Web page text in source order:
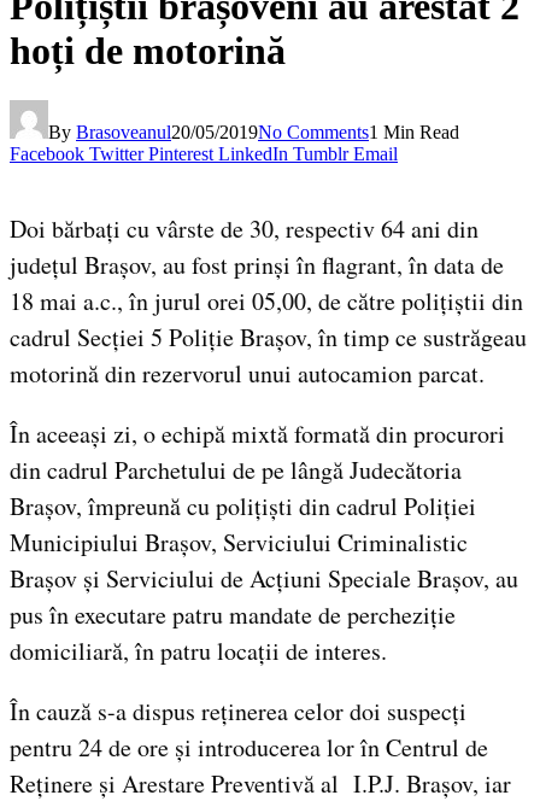
hoți de motorină
By Brasoveanul20/05/2019No Comments1 Min Read
Facebook Twitter Pinterest LinkedIn Tumblr Email
Doi bărbați cu vârste de 30, respectiv 64 ani din
județul Brașov, au fost prinși în flagrant, în data de
18 mai a.c., în jurul orei 05,00, de către polițiștii din
cadrul Secției 5 Poliție Brașov, în timp ce sustrăgeau
motorină din rezervorul unui autocamion parcat.
În aceeași zi, o echipă mixtă formată din procurori
din cadrul Parchetului de pe lângă Judecătoria
Brașov, împreună cu polițiști din cadrul Poliției
Municipiului Brașov, Serviciului Criminalistic
Brașov și Serviciului de Acțiuni Speciale Brașov, au
pus în executare patru mandate de percheziție
domiciliară, în patru locații de interes.
În cauză s-a dispus reținerea celor doi suspecți
pentru 24 de ore și introducerea lor în Centrul de
Reținere și Arestare Preventivă al I.P.J. Brașov, iar